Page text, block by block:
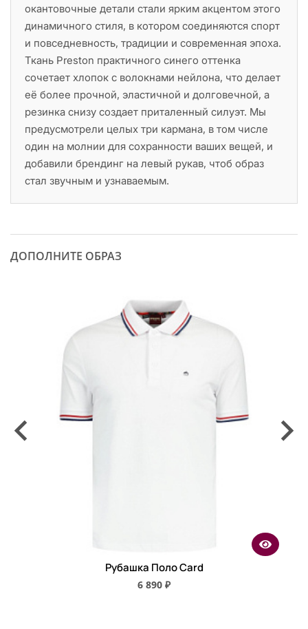
окантовочные детали стали ярким акцентом этого
динамичного стиля, в котором соединяются спорт
и повседневность, традиции и современная эпоха.
Ткань Preston практичного синего оттенка
сочетает хлопок с волокнами нейлона, что делает
её более прочной, эластичной и долговечной, а
резинка снизу создает приталенный силуэт. Мы
предусмотрели целых три кармана, в том числе
один на молнии для сохранности ваших вещей, и
добавили брендинг на левый рукав, чтоб образ
стал звучным и узнаваемым.
ДОПОЛНИТЕ ОБРАЗ
Рубашка Поло Card
6 890 ₽